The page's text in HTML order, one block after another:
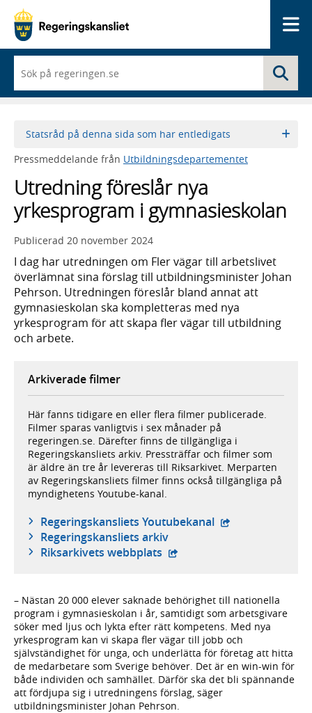
du
börjar
skriva
framträder
lista
med
sökförslag
Statsråd på denna sida som har entledigats
Pressmeddelande från Utbildningsdepartementet
Utredning föreslår nya
yrkesprogram i gymnasieskolan
Publicerad 20 november 2024
I dag har utredningen om Fler vägar till arbetslivet
överlämnat sina förslag till utbildningsminister Johan
Pehrson. Utredningen föreslår bland annat att
gymnasieskolan ska kompletteras med nya
yrkesprogram för att skapa fler vägar till utbildning
och arbete.
Arkiverade filmer
Här fanns tidigare en eller flera filmer publicerade.
Filmer sparas vanligtvis i sex månader på
regeringen.se. Därefter finns de tillgängliga i
Regeringskansliets arkiv. Pressträffar och filmer som
är äldre än tre år levereras till Riksarkivet. Merparten
av Regeringskansliets filmer finns också tillgängliga på
myndighetens Youtube-kanal.
Regeringskansliets Youtubekanal - extern
Regeringskansliets arkiv
Riksarkivets webbplats - extern webbplats,
– Nästan 20 000 elever saknade behörighet till nationella
program i gymnasieskolan i år, samtidigt som arbetsgivare
söker med ljus och lykta efter rätt kompetens. Med nya
yrkesprogram kan vi skapa fler vägar till jobb och
självständighet för unga, och underlätta för företag att hitta
de medarbetare som Sverige behöver. Det är en win-win för
både individen och samhället. Därför ska det bli spännande
att fördjupa sig i utredningens förslag, säger
utbildningsminister Johan Pehrson.